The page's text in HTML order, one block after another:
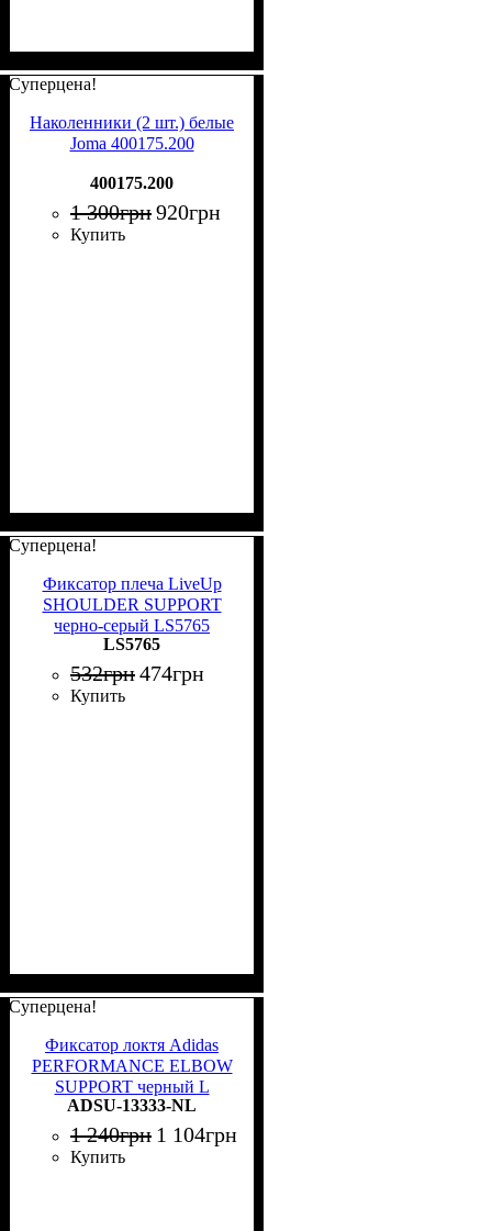
Суперцена!
Наколенники (2 шт.) белые
Joma 400175.200
400175.200
1 300грн920грн
Купить
Суперцена!
Фиксатор плеча LiveUp
SHOULDER SUPPORT
черно-серый LS5765
LS5765
532грн474грн
Купить
Суперцена!
Фиксатор локтя Adidas
PERFORMANCE ELBOW
SUPPORT черный L
ADSU-13333-NL
ADSU-13333-NL
1 240грн 1 104грн
Купить